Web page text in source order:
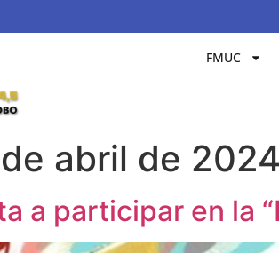
FMUC
abril de 2024
a participar en la